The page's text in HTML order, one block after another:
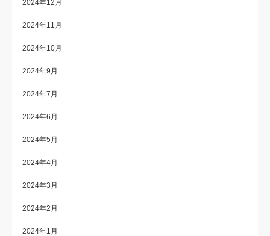
2024年12月
2024年11月
2024年10月
2024年9月
2024年7月
2024年6月
2024年5月
2024年4月
2024年3月
2024年2月
2024年1月